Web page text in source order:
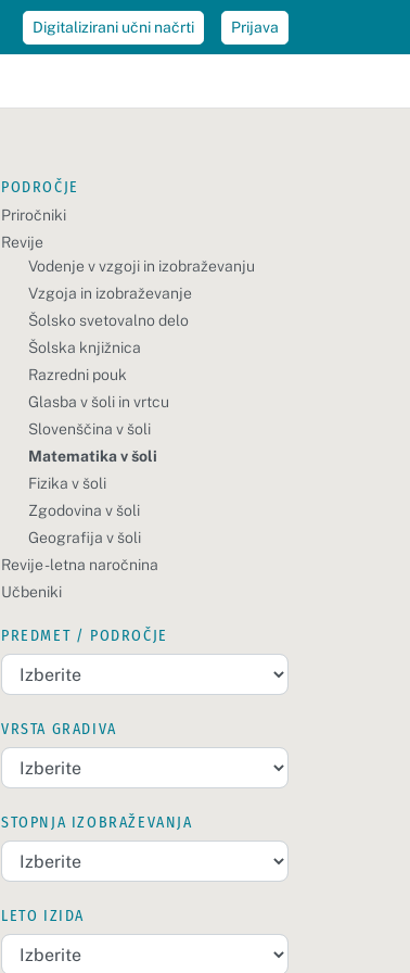
Digitalizirani učni načrti Prijava
PODROČJE
Priročniki
Revije
Vodenje v vzgoji in izobraževanju
Vzgoja in izobraževanje
Šolsko svetovalno delo
Šolska knjižnica
Razredni pouk
Glasba v šoli in vrtcu
Slovenščina v šoli
Matematika v šoli
Fizika v šoli
Zgodovina v šoli
Geografija v šoli
Revije - letna naročnina
Učbeniki
PREDMET / PODROČJE
VRSTA GRADIVA
STOPNJA IZOBRAŽEVANJA
LETO IZIDA